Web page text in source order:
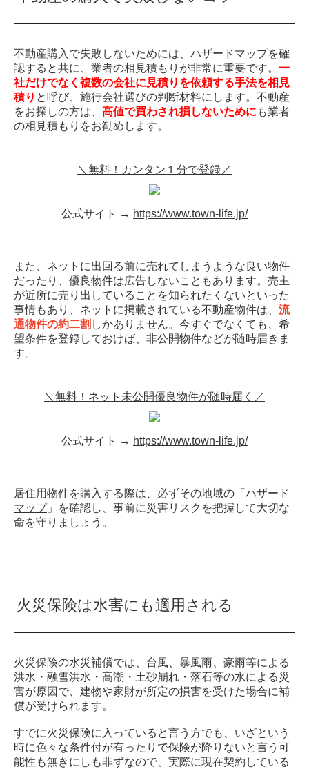
不動産購入で失敗しないためには、ハザードマップを確
認すると共に、業者の相見積もりが非常に重要です。 一
社だけでなく複数の会社に見積りを依頼する手法を相見
積り と呼び、施行会社選びの判断材料にします。不動産
をお探しの方は、 高値で買わされ損しないために も業者
の相見積もりをお勧めします。
＼無料！カンタン１分で登録／
公式サイト → https://www.town-life.jp/
また、ネットに出回る前に売れてしまうような良い物件
だったり、優良物件は広告しないこともあります。売主
が近所に売り出していることを知られたくないといった
事情もあり、ネットに掲載されている不動産物件は、 流
通物件の約二割 しかありません。今すぐでなくても、希
望条件を登録しておけば、非公開物件などが随時届きま
す。
＼無料！ネット未公開優良物件が随時届く／
公式サイト → https://www.town-life.jp/
居住用物件を購入する際は、必ずその地域の「 ハザード
マップ」を確認し、事前に災害リスクを把握して大切な
命を守りましょう。
火災保険は水害にも適用される
火災保険の水災補償では、台風、暴風雨、豪雨等による
洪水・融雪洪水・高潮・土砂崩れ・落石等の水による災
害が原因で、建物や家財が所定の損害を受けた場合に補
償が受けられます。
すでに火災保険に入っていると言う方でも、いざという
時に色々な条件付が有ったりで保険が降りないと言う可
能性も無きにしも非ずなので、実際に現在契約している